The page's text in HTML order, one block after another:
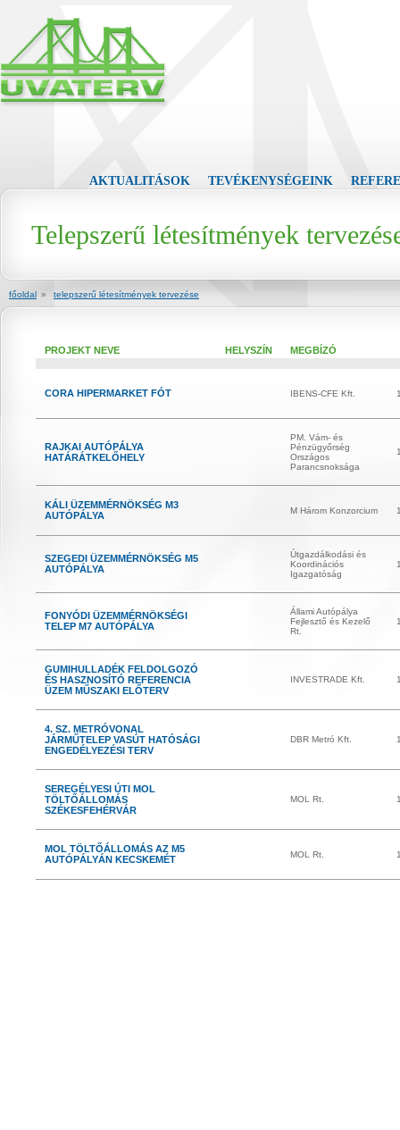
AKTUALITÁSOK TEVÉKENYSÉGEINK
Telepszerű létesítmények
főoldal » telepszerű létesítmények tervezése
PROJEKT NEVE HELYSZÍN MEGBÍZÓ
CORA HIPERMARKET FÓT IBENS-CFE Kft.
RAJKAI AUTÓPÁLYA
HATÁRÁTKELŐHELY
PM. Vám- és
Pénzügyőrség
Országos
Parancsnoksága
KÁLI ÜZEMMÉRNÖKSÉG M3
AUTÓPÁLYA
M Három Konzorcium
SZEGEDI ÜZEMMÉRNÖKSÉG M5
AUTÓPÁLYA
Útgazdálkodási és
Koordinációs
Igazgatóság
FONYÓDI ÜZEMMÉRNÖKSÉGI
TELEP M7 AUTÓPÁLYA
Állami Autópálya
Fejlesztő és Kezelő
Rt.
GUMIHULLADÉK FELDOLGOZÓ
ÉS HASZNOSÍTÓ REFERENCIA
ÜZEM MŰSZAKI ELŐTERV
INVESTRADE Kft.
4. SZ. METRÓVONAL
JÁRMŰTELEP VASÚT HATÓSÁGI
ENGEDÉLYEZÉSI TERV
DBR Metró Kft.
SEREGÉLYESI ÚTI MOL
TÖLTŐÁLLOMÁS
SZÉKESFEHÉRVÁR
MOL Rt.
MOL TÖLTŐÁLLOMÁS AZ M5
AUTÓPÁLYÁN KECSKEMÉT
MOL Rt.